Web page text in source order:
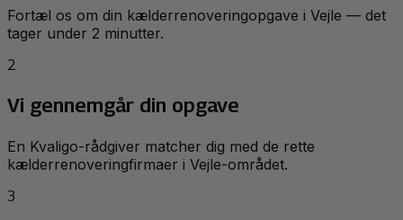
Fortæl os om din kælderrenoveringopgave i Vejle — det
tager under 2 minutter.
2
Vi gennemgår din opgave
En Kvaligo-rådgiver matcher dig med de rette
kælderrenoveringfirmaer i Vejle-området.
3